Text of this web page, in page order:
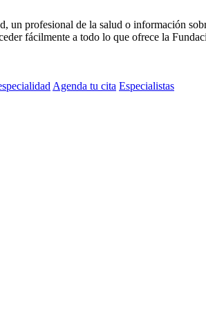
un profesional de la salud o información
fácilmente a todo lo que ofrece la
Agenda tu cita Especialistas